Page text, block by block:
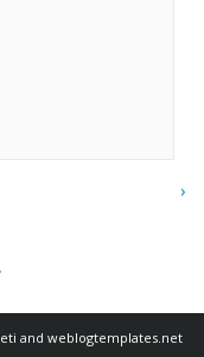
›
.
and weblogtemplates.net